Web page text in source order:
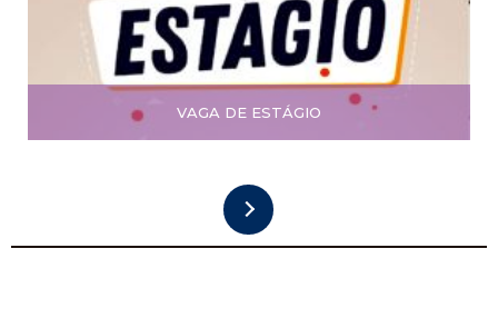
VAGA DE ESTÁGIO